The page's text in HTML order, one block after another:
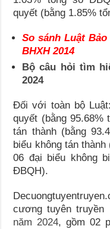
quyết (bằng 1.85%
So sánh Luật
BHXH 2014
Bộ câu hỏi tìm
2024
Đối với toàn bộ
quyết (bằng 95.68%
tán thành (bằng
biểu không tán
06 đại biểu không
ĐBQH).
cương tuyên truyền
năm 2024, gồm 02